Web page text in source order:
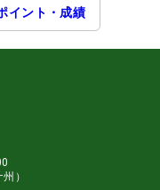
イント・成績
）